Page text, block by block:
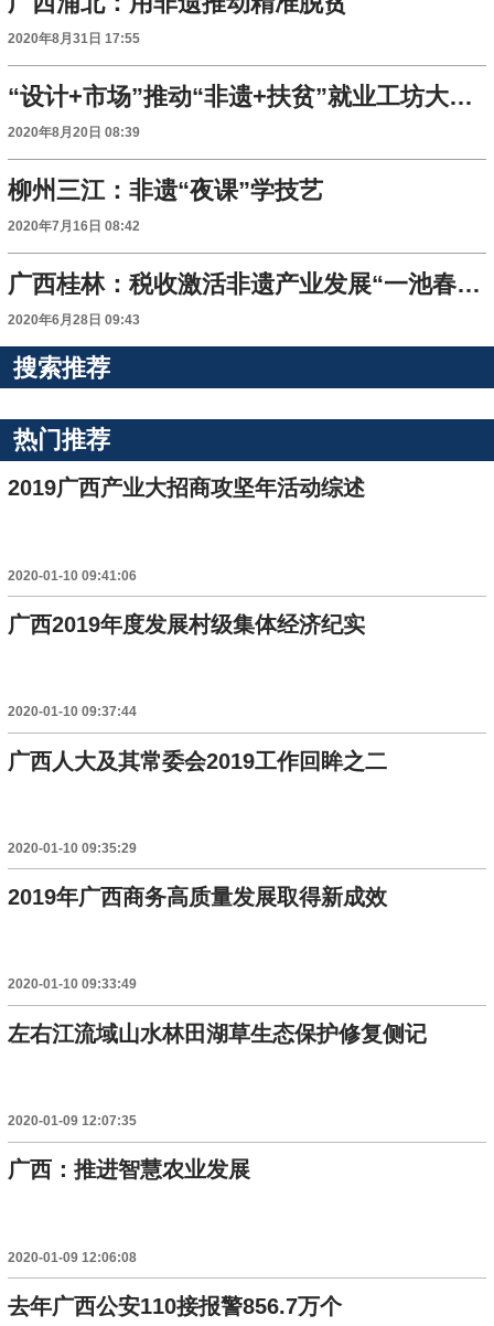
2020年8月31日 17:55
“设计+市场”推动“非遗+扶贫”就业工坊大增收
2020年8月20日 08:39
柳州三江：非遗“夜课”学技艺
2020年7月16日 08:42
广西桂林：税收激活非遗产业发展“一池春水”
2020年6月28日 09:43
搜索推荐
热门推荐
2019广西产业大招商攻坚年活动综述
2020-01-10 09:41:06
广西2019年度发展村级集体经济纪实
2020-01-10 09:37:44
广西人大及其常委会2019工作回眸之二
2020-01-10 09:35:29
2019年广西商务高质量发展取得新成效
2020-01-10 09:33:49
左右江流域山水林田湖草生态保护修复侧记
2020-01-09 12:07:35
广西：推进智慧农业发展
2020-01-09 12:06:08
去年广西公安110接报警856.7万个